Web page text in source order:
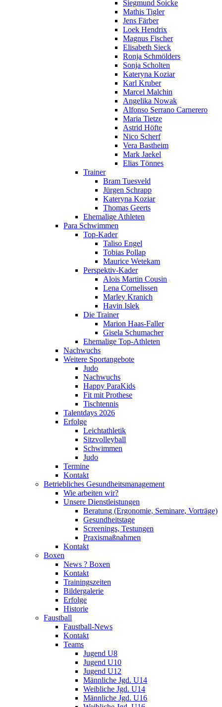
Siegmund Soicke
Mathis Tigler
Jens Färber
Loek Hendrix
Magnus Fischer
Elisabeth Sieck
Ronja Schmölders
Sonja Scholten
Kateryna Koziar
Karl Kruber
Marcel Malchin
Angelika Nowak
Alfonso Serrano Carnerero
Maria Tietze
Astrid Höfte
Nico Scherf
Vera Bastheim
Mark Jaekel
Elias Tönnes
Trainer
Bram Tuesveld
Jürgen Schrapp
Kateryna Koziar
Thomas Geerts
Ehemalige Athleten
Para Schwimmen
Top-Kader
Taliso Engel
Tobias Pollap
Maurice Wetekam
Perspektiv-Kader
Alois Martin Cousin
Lena Cornelissen
Marley Kranich
Havin Islek
Die Trainer
Marion Haas-Faller
Gisela Schumacher
Ehemalige Top-Athleten
Nachwuchs
Weitere Sportangebote
Judo
Nachwuchs
Happy ParaKids
Fit mit Prothese
Tischtennis
Talentdays 2026
Erfolge
Leichtathletik
Sitzvolleyball
Schwimmen
Judo
Termine
Kontakt
Betriebliches Gesundheits­management
Wie arbeiten wir?
Unsere Dienstleistungen
Beratung (Ergonomie, Seminare, Vorträge)
Gesundheitstage
Screenings, Testungen
Praxismaßnahmen
Kontakt
Boxen
News ? Boxen
Kontakt
Trainingszeiten
Bildergalerie
Erfolge
Historie
Faustball
Faustball-News
Kontakt
Teams
Jugend U8
Jugend U10
Jugend U12
Männliche Jgd. U14
Weibliche Jgd. U14
Männliche Jgd. U16